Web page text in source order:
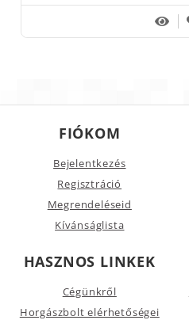
FIÓKOM
Bejelentkezés
Regisztráció
Megrendeléseid
Kívánságlista
HASZNOS LINKEK
Cégünkről
Horgászbolt elérhetőségei